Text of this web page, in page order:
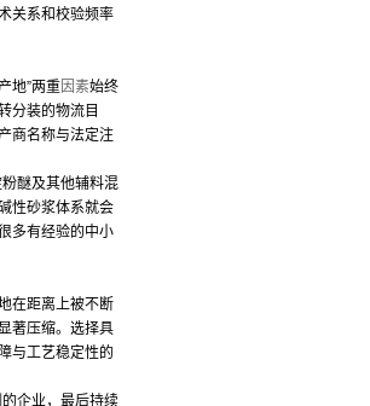
关系和校验频率
地”两重因素始终
分装的物流目
商名称与法定注
醚及其他辅料混
性砂浆体系就会
多有经验的中小
在距离上被不断
著压缩。选择具
与工艺稳定性的
企业，最后持续